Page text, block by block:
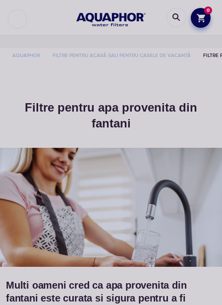
0
AQUAPHOR FILTRE PENTRU ACASĂ SAU PENTRU CASELE DE VACANȚĂ FILTRE
Filtre pentru apa provenita din
fantani
Multi oameni cred ca apa provenita din
fantani este curata si sigura pentru a fi